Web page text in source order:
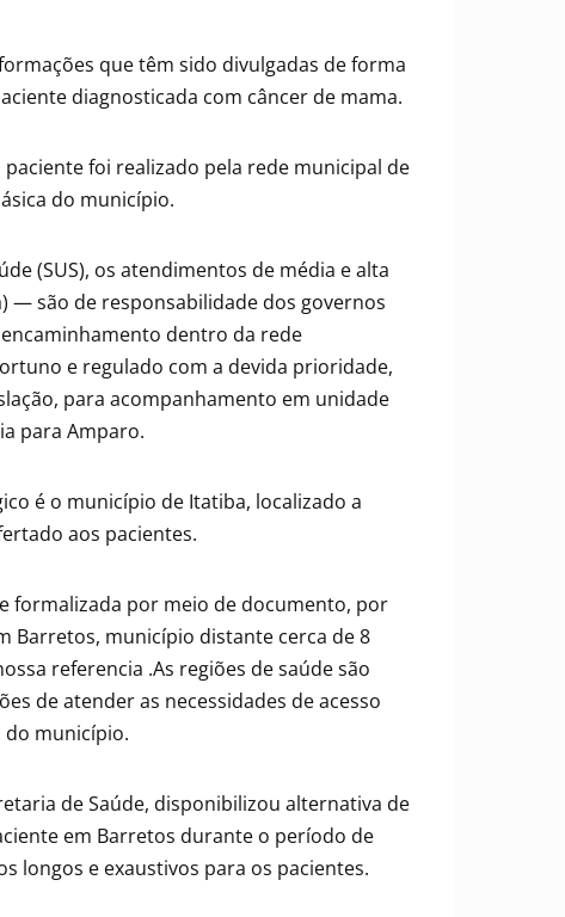
que têm sido divulgadas de forma
diagnosticada com câncer de mama.
foi realizado pela rede municipal de
do município.
(SUS), os atendimentos de média e alta
são de responsabilidade dos governos
dentro da rede
e regulado com a devida prioridade,
para acompanhamento em unidade
para Amparo.
é o município de Itatiba, localizado a
aos pacientes.
formalizada por meio de documento, por
Barretos, município distante cerca de 8
referencia .As regiões de saúde são
de atender as necessidades de acesso
do município.
de Saúde, disponibilizou alternativa de
em Barretos durante o período de
longos e exaustivos para os pacientes.